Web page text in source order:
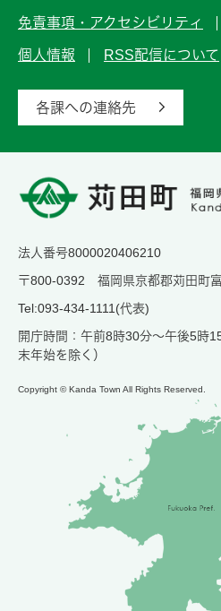
免責事項・アクセシビリティ
個人情報 RSS配信について
各課への連絡先
法人番号8000020406210
〒800-0392 福岡県京都郡苅田町
Tel:093-434-1111(代表)
開庁時間：午前8時30分～午後5時
末年始を除く）
Copyright © Kanda Town All Rights Reserved.